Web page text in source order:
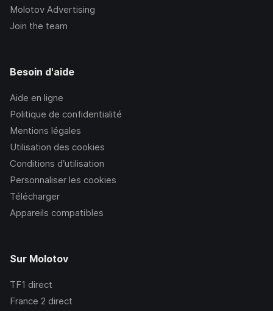
Molotov Advertising
Join the team
Besoin d'aide
Aide en ligne
Politique de confidentialité
Mentions légales
Utilisation des cookies
Conditions d’utilisation
Personnaliser les cookies
Télécharger
Appareils compatibles
Sur Molotov
TF1 direct
France 2 direct